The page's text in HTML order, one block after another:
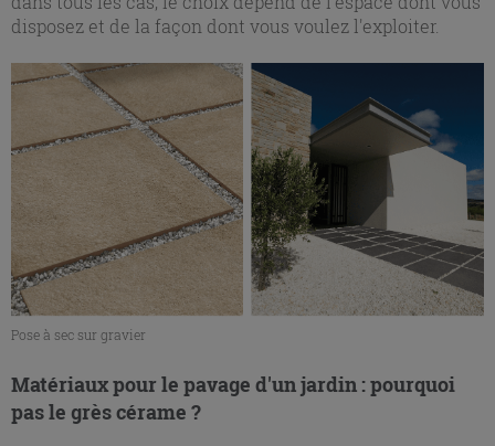
disposez et de la façon dont vous voulez l'exploiter.
Pose à sec sur gravier
Matériaux pour le pavage d'un jardin : pourquoi
pas le grès cérame ?